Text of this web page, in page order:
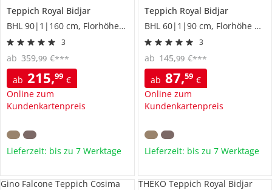
Teppich Royal Bidjar
BHL 90|1|160 cm, Florhöhe 1,2 cm
3
ab 215,99 €
Online zum
Kundenkartenpreis
ab 359,99 €***
Lieferzeit: bis zu 7 Werktage
Teppich Royal Bidjar
BHL 60|1|90 cm, Florhöhe 1,2 cm
3
ab 87,59 €
Online zum
Kundenkartenpreis
ab 145,99 €***
Lieferzeit: bis zu 7 Werktage
Gino Falcone Teppich Cosima THEKO Teppich Royal Bidjar